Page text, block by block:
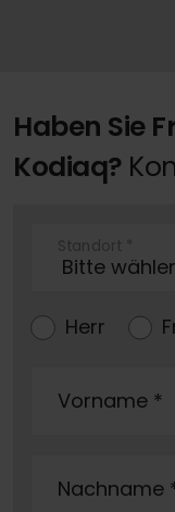
Haben Sie
Kodiaq?
Standort *
Herr
Vorname *
Nachname